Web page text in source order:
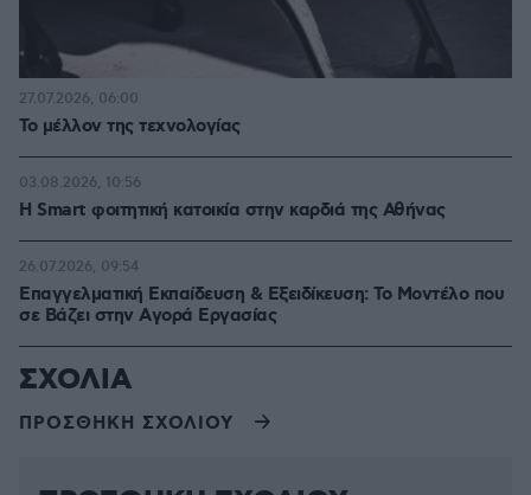
Το μέλλον της τεχνολογίας
27.07.2026, 06:00
Η Smart φοιτητική κατοικία στην καρδιά της Αθήνας
03.08.2026, 10:56
Επαγγελματική Εκπαίδευση & Εξειδίκευση: Το Mοντέλο που
σε Bάζει στην Aγορά Eργασίας
26.07.2026, 09:54
ΣΧΟΛΙΑ
ΠΡΟΣΘΗΚΗ ΣΧΟΛΙΟΥ